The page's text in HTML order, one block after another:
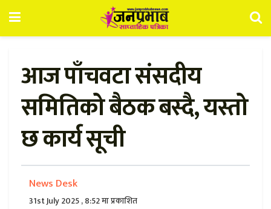
आज पाँचवटा संसदीय
समितिको बैठक बस्दै, यस्तो
छ कार्य सूची
News Desk
31st July 2025 , 8:52 मा प्रकाशित